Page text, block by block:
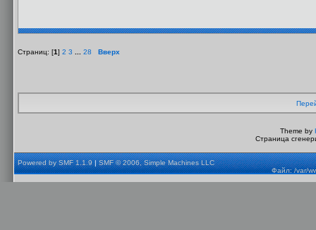
Страниц: [1] 2 3 28 Вверх
Theme by
Страница
Powered by SMF 1.1.9|SMF © 2006, Simple Machines LLC
Файл: /var/